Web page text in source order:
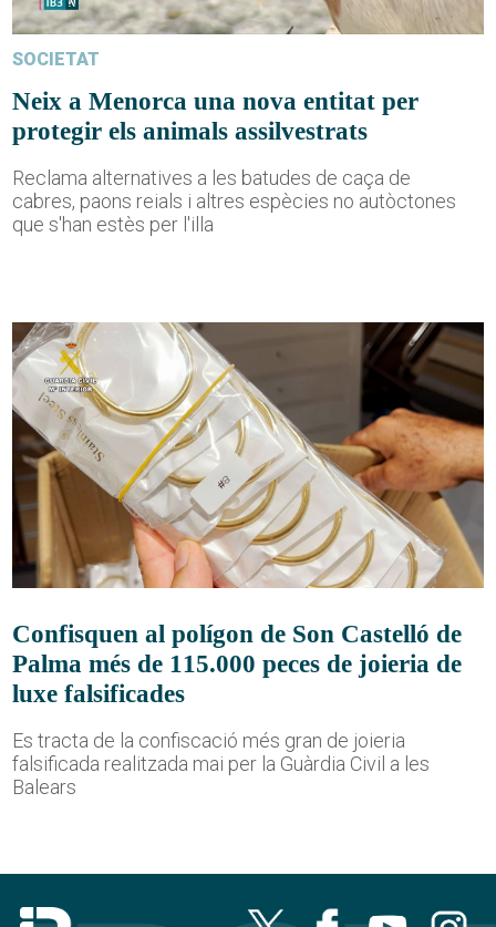
SOCIETAT
Neix a Menorca una nova entitat per
protegir els animals assilvestrats
Reclama alternatives a les batudes de caça de
cabres, paons reials i altres espècies no autòctones
que s'han estès per l'illa
Confisquen al polígon de Son Castelló de
Palma més de 115.000 peces de joieria de
luxe falsificades
Es tracta de la confiscació més gran de joieria
falsificada realitzada mai per la Guàrdia Civil a les
Balears